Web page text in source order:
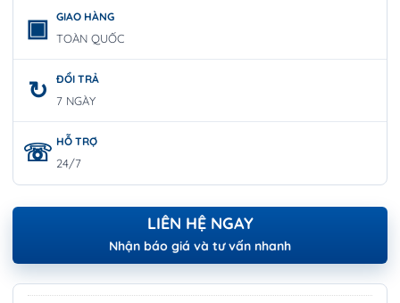
GIAO HÀNG
TOÀN QUỐC
ĐỔI TRẢ
7 NGÀY
HỖ TRỢ
24/7
LIÊN HỆ NGAY
Nhận báo giá và tư vấn nhanh